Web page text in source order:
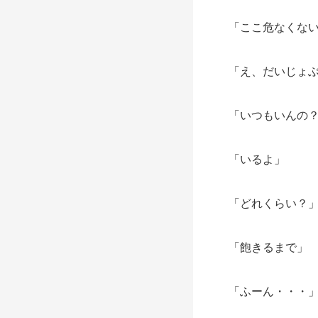
「ここ危なくな
「え、だいじょ
「いつもいんの？
「いるよ」
「どれくらい？」
「飽きるまで」
「ふーん・・・」